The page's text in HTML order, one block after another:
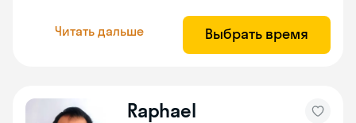
Читать дальше Выбрать время
Raphael